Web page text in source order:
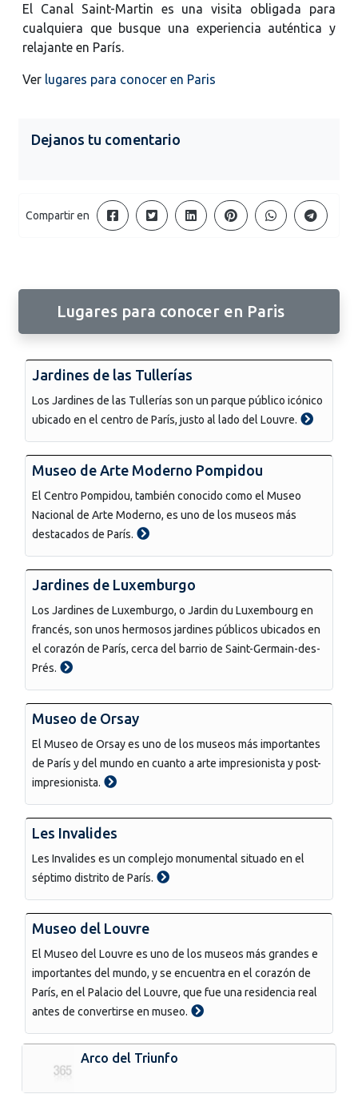
El Canal Saint-Martin es una visita obligada para
cualquiera que busque una experiencia auténtica y
relajante en París.
Ver lugares para conocer en Paris
Dejanos tu comentario
Compartir en
Lugares para conocer en Paris
Jardines de las Tullerías
Los Jardines de las Tullerías son un parque público icónico
ubicado en el centro de París, justo al lado del Louvre.
Museo de Arte Moderno Pompidou
El Centro Pompidou, también conocido como el Museo
Nacional de Arte Moderno, es uno de los museos más
destacados de París.
Jardines de Luxemburgo
Los Jardines de Luxemburgo, o Jardin du Luxembourg en
francés, son unos hermosos jardines públicos ubicados en
el corazón de París, cerca del barrio de Saint-Germain-des-
Prés.
Museo de Orsay
El Museo de Orsay es uno de los museos más importantes
de París y del mundo en cuanto a arte impresionista y post-
impresionista.
Les Invalides
Les Invalides es un complejo monumental situado en el
séptimo distrito de París.
Museo del Louvre
El Museo del Louvre es uno de los museos más grandes e
importantes del mundo, y se encuentra en el corazón de
París, en el Palacio del Louvre, que fue una residencia real
antes de convertirse en museo.
Arco del Triunfo